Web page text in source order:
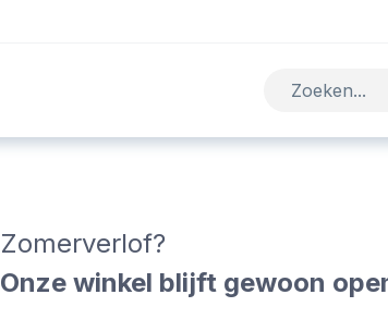
Contact
Zomerverlof?
Onze winkel blijft gewoon